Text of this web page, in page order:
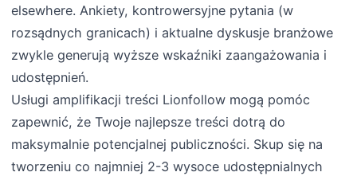
elsewhere. Ankiety, kontrowersyjne pytania (w
rozsądnych granicach) i aktualne dyskusje branżowe
zwykle generują wyższe wskaźniki zaangażowania i
udostępnień.
Usługi amplifikacji treści Lionfollow mogą pomóc
zapewnić, że Twoje najlepsze treści dotrą do
maksymalnie potencjalnej publiczności. Skup się na
tworzeniu co najmniej 2-3 wysoce udostępnialnych